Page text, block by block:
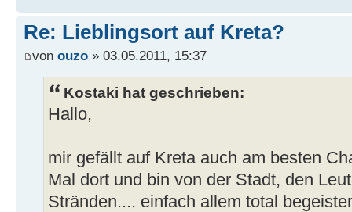
Re: Lieblingsort auf Kreta?
von ouzo » 03.05.2011, 15:37
Kostaki hat geschrieben:
Hallo,
mir gefällt auf Kreta auch am besten
Mal dort und bin von der Stadt, den
Stränden.... einfach allem total